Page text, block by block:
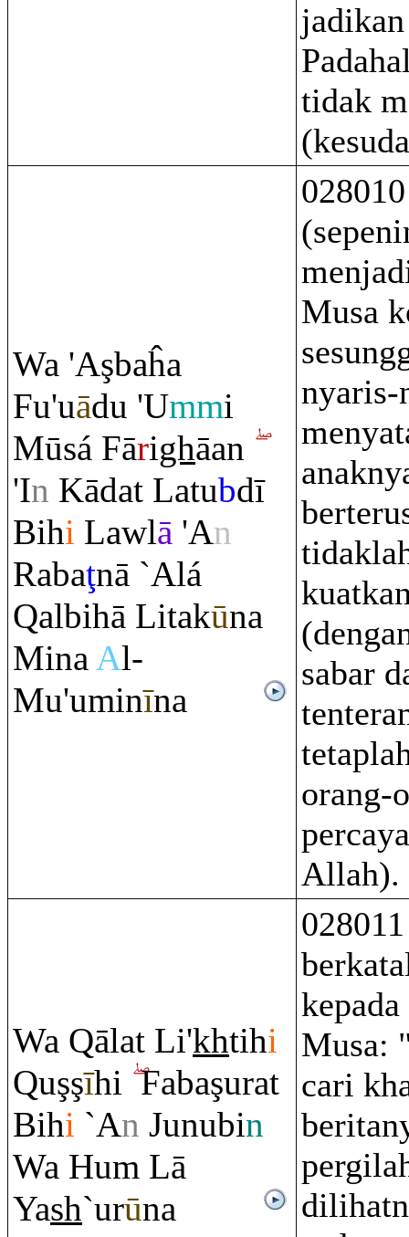
tidak
Wa 'Aşbaĥa
Fu'uādu 'Ummi
Mūsá Fārighāan
'In Kādat Latubdī
Bihi Lawlā 'An
Rabaţnā `Alá
Qalbihā Litakūna
MinaAl-
Mu'uminīna
Musa
nyaris-
sabar
orang-
Allah).
Wa Qālat Li'khtihi
Quşşīhi Fabaşurat
Bihi `An Junubin
Wa Hum Lā
Yash`urūna
Musa:
cari